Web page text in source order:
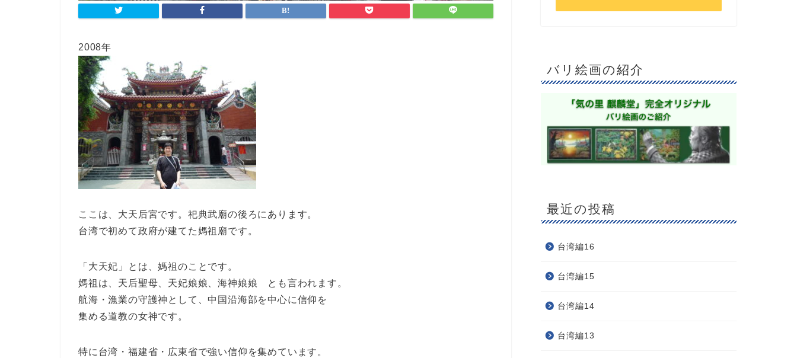
2008年
ここは、大天后宮です。祀典武廟の後ろにあります。
台湾で初めて政府が建てた媽祖廟です。
「大天妃」とは、媽祖のことです。
媽祖は、天后聖母、天妃娘娘、海神娘娘 とも言われます。
航海・漁業の守護神として、中国沿海部を中心に信仰を
集める道教の女神です。
特に台湾・福建省・広東省で強い信仰を集めています。
バリ絵画の紹介
最近の投稿
台湾編16
台湾編15
台湾編14
台湾編13